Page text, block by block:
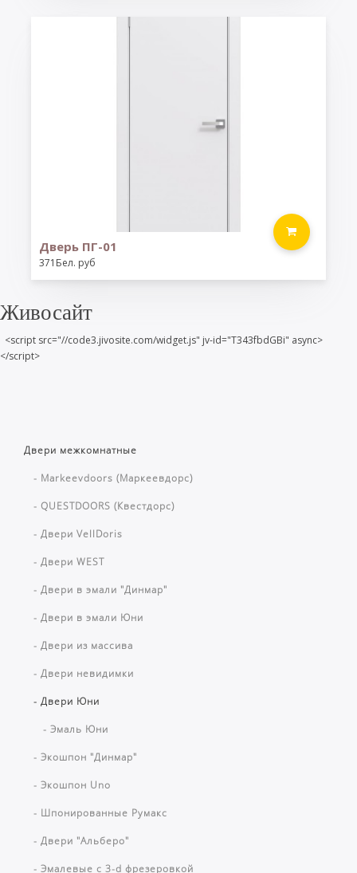
Дверь ПГ-01
371Бел. руб
Живосайт
<script src="//code3.jivosite.com/widget.js" jv-id="T343fbdGBi" async>
</script>
Двери межкомнатные
- Markeevdoors (Маркеевдорс)
- QUESTDOORS (Квестдорс)
- Двери VellDoris
- Двери WEST
- Двери в эмали "Динмар"
- Двери в эмали Юни
- Двери из массива
- Двери невидимки
- Двери Юни
- Эмаль Юни
- Экошпон "Динмар"
- Экошпон Uno
- Шпонированные Румакс
- Двери "Альберо"
- Эмалевые с 3-d фрезеровкой